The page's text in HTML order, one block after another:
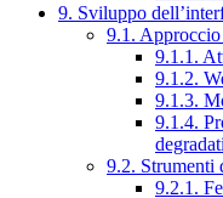
9. Sviluppo
9.1.
9.1.1.
9.1.2.
9.1.3.
9.1.4.
9.2. Strumenti
9.2.1.